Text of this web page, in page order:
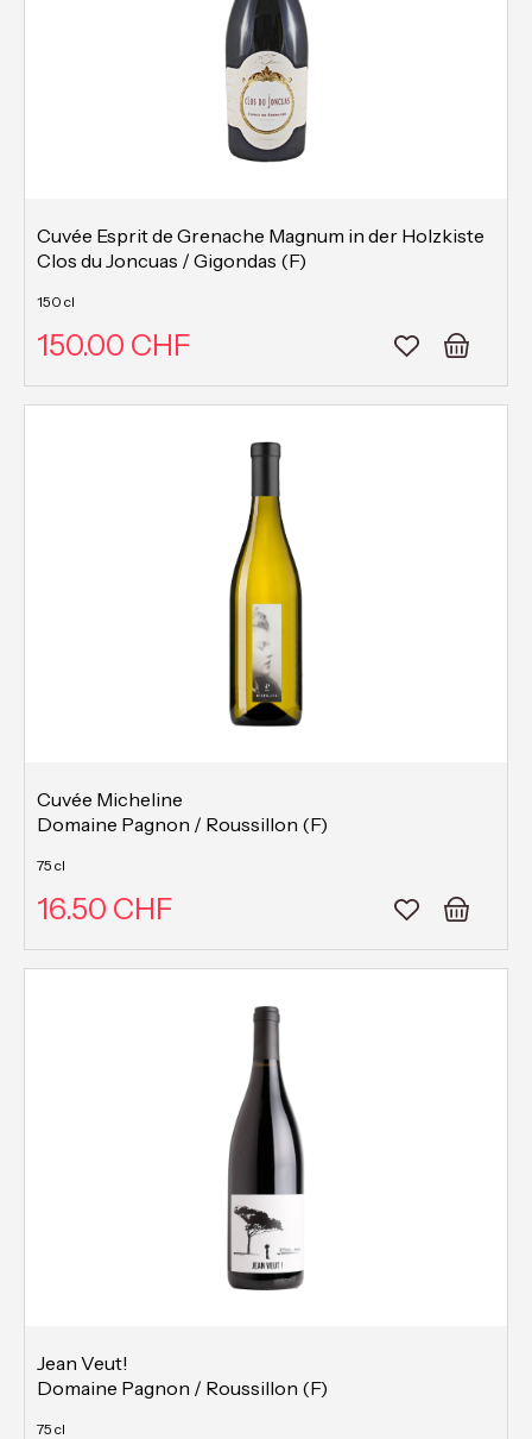
Cuvée Esprit de Grenache Magnum in der Holzkiste
Clos du Joncuas / Gigondas (F)
150 cl
150.00 CHF
Cuvée Micheline
Domaine Pagnon / Roussillon (F)
75 cl
16.50 CHF
Jean Veut!
Domaine Pagnon / Roussillon (F)
75 cl